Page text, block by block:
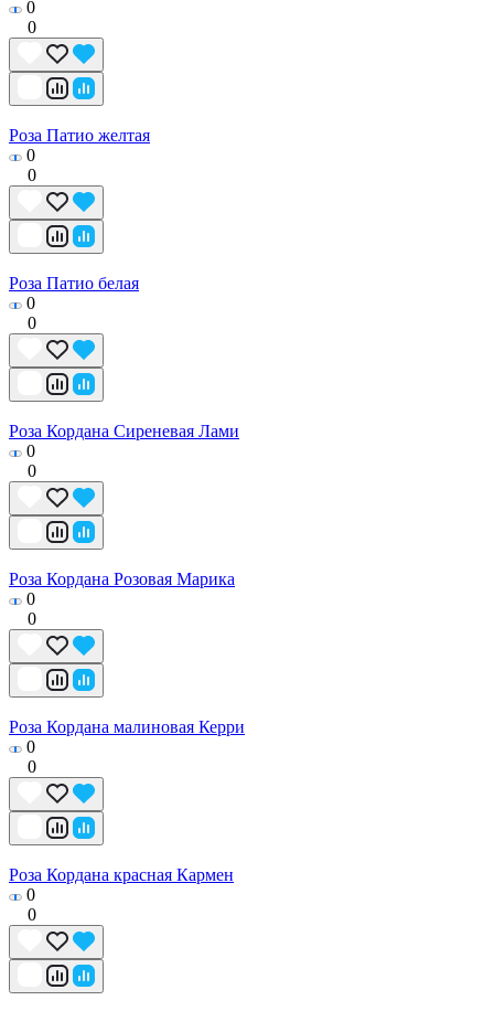
0
0
Роза Патио желтая
0
0
Роза Патио белая
0
0
Роза Кордана Сиреневая Лами
0
0
Роза Кордана Розовая Марика
0
0
Роза Кордана малиновая Керри
0
0
Роза Кордана красная Кармен
0
0